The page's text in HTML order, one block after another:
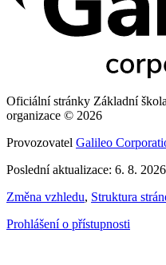
Oficiální stránky Základní
organizace © 2026
Provozovatel Galileo
Poslední aktualizace: 6. 8. 2026
Změna vzhledu, Struktura
Prohlášení o přístupnosti